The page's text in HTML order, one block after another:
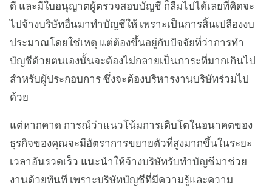
ดี และมีใบอนุญาตผู้ตรวจสอบบัญชี ก็ลืมไปได้เลยที่คิดจะ
ไปจ้างบริษัทอื่นมาทำบัญชีให้ เพราะเป็นการสิ้นเปลืองงบ
ประมาณโดยใช่เหตุ แต่ต้องขึ้นอยู่กับปัจจัยที่ว่าการทำ
บัญชีด้วยตนเองนั้นจะต้องไม่กลายเป็นภาระที่มากเกินไป
สำหรับผู้ประกอบการ ซึ่งจะต้องบริหารงานบริษัทร่วมไป
ด้วย
แต่หากคาด การณ์ว่าแนวโน้มการเติบโตในอนาคตของ
ธุรกิจของคุณจะมีอัตราการขยายตัวที่สูงมากขึ้นในระยะ
เวลาอันรวดเร็ว แนะนำให้จ้างบริษัทรับทำบัญชีมาช่วย
งานด้วยทันที เพราะบริษัทบัญชีที่มีความรู้และความ